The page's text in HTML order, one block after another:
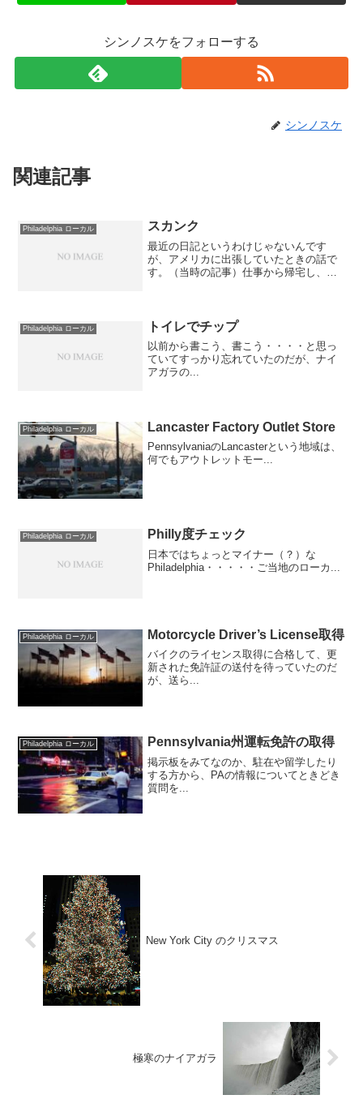
シンノスケをフォローする
シンノスケ
関連記事
Philadelphia ローカル スカンク
最近の日記というわけじゃないんです
が、アメリカに出張していたときの話で
す。（当時の記事）仕事から帰宅し、駐
ス）にしては大き...
Philadelphia ローカル トイレでチップ
以前から書こう、書こう・・・・と思っ
ていてすっかり忘れていたのだが、ナイ
アガラの...
Philadelphia ローカル Lancaster Factory Outlet Store
PennsylvaniaのLancasterという地域は、
何でもアウトレットモー...
Philadelphia ローカル Philly度チェック
日本ではちょっとマイナー（？）な
Philadelphia・・・・・ご当地のローカ...
Philadelphia ローカル Motorcycle Driver’s License取得
バイクのライセンス取得に合格して、更
新された免許証の送付を待っていたのだ
が、送ら...
Philadelphia ローカル Pennsylvania州運転免許の取得
掲示板をみてなのか、駐在や留学したり
する方から、PAの情報についてときどき
質問を...
New York City のクリスマス
極寒のナイアガラ